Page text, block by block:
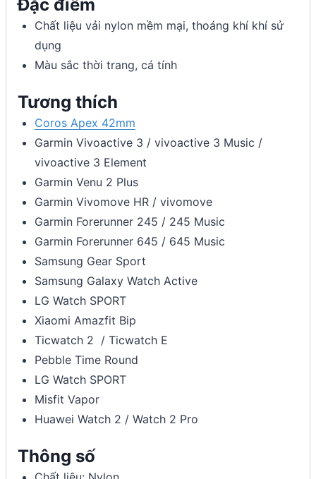
Đặc điểm
Chất liệu vải nylon mềm mại, thoáng khí khí sử
dụng
Màu sắc thời trang, cá tính
Tương thích
Coros Apex 42mm
Garmin Vivoactive 3 / vivoactive 3 Music /
vivoactive 3 Element
Garmin Venu 2 Plus
Garmin Vivomove HR / vivomove
Garmin Forerunner 245 / 245 Music
Garmin Forerunner 645 / 645 Music
Samsung Gear Sport
Samsung Galaxy Watch Active
LG Watch SPORT
Xiaomi Amazfit Bip
Ticwatch 2 / Ticwatch E
Pebble Time Round
LG Watch SPORT
Misfit Vapor
Huawei Watch 2 / Watch 2 Pro
Thông số